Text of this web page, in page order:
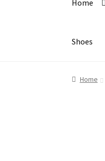
Home
Shoes
Home